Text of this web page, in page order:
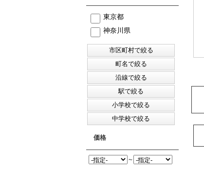
東京都
神奈川県
価格
～